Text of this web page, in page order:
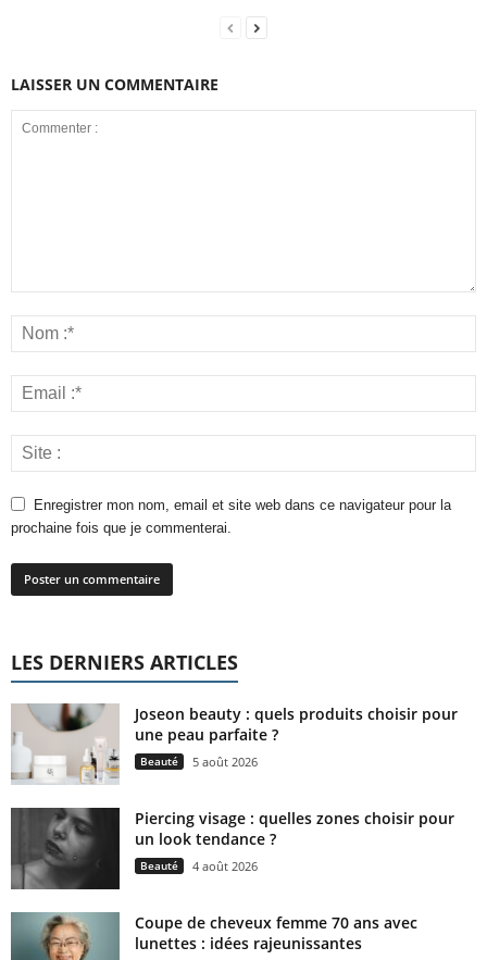
LAISSER UN COMMENTAIRE
Enregistrer mon nom, email et site web dans ce navigateur pour la
prochaine fois que je commenterai.
LES DERNIERS ARTICLES
Joseon beauty : quels produits choisir pour
une peau parfaite ?
Beauté 5 août 2026
Piercing visage : quelles zones choisir pour
un look tendance ?
Beauté 4 août 2026
Coupe de cheveux femme 70 ans avec
lunettes : idées rajeunissantes